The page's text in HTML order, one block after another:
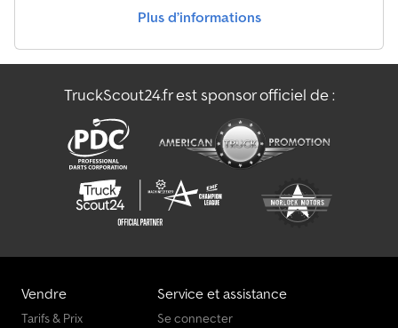
Plus d’informations
TruckScout24.fr est sponsor officiel de :
Vendre
Tarifs & Prix
Service et assistance
Se connecter